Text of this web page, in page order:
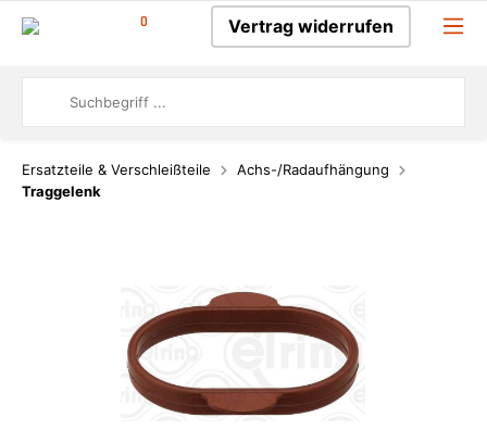
0 Vertrag widerrufen
Ersatzteile & Verschleißteile
Achs-/Radaufhängung
Traggelenk